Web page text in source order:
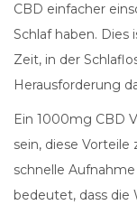
CBD einfacher
Schlaf haben.
Zeit, in der
Herausforderung
Ein 1000mg CBD
sein, diese
schnelle
bedeutet, dass die